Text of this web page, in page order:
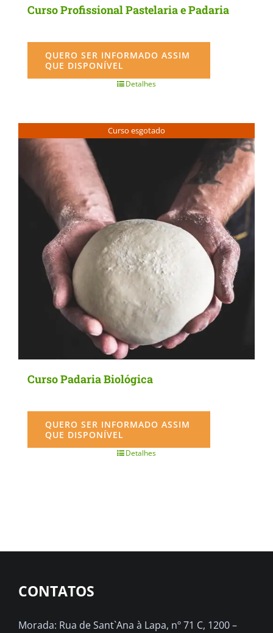
Curso Profissional Pastelaria e Padaria
QUERO SER INFORMADO ASSIM
QUE DISPONÍVEL
Detalhes
Curso esgotado
Curso Padaria Biológica
QUERO SER INFORMADO ASSIM
QUE DISPONÍVEL
Detalhes
CONTATOS
Morada: Rua de Sant`Ana à Lapa, nº 71 C, 1200 –